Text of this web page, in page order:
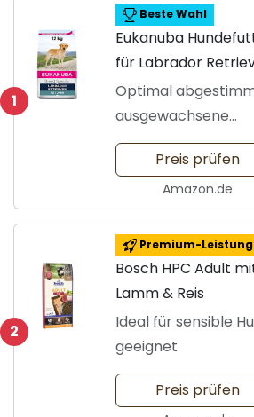
1
Beste Wahl
Eukanuba
für Labrador
kg
Optimal
ausgewachsene
Labradore
Preis prüfen
Amazon.de
2
Premium-Leistung
Bosch HPC Adult
Lamm & Reis
Ideal für sensible
geeignet
Preis prüfen